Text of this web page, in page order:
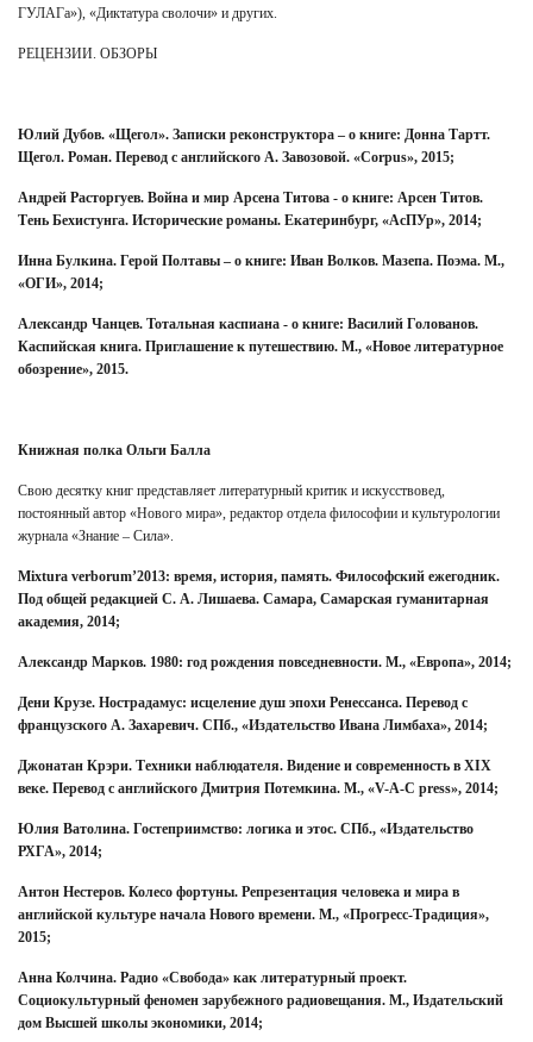
ГУЛАГа»), «Диктатура сволочи» и других.
РЕЦЕНЗИИ. ОБЗОРЫ
Юлий Дубов. «Щегол». Записки реконструктора – о книге: Донна Тартт.
Щегол. Роман. Перевод с английского А. Завозовой. «Corpus», 2015;
Андрей Расторгуев. Война и мир Арсена Титова - о книге: Арсен Титов.
Тень Бехистунга. Исторические романы. Екатеринбург, «АсПУр», 2014;
Инна Булкина. Герой Полтавы – о книге: Иван Волков. Мазепа. Поэма. М.,
«ОГИ», 2014;
Александр Чанцев. Тотальная каспиана - о книге: Василий Голованов.
Каспийская книга. Приглашение к путешествию. М., «Новое литературное
обозрение», 2015.
Книжная полка Ольги Балла
Свою десятку книг представляет литературный критик и искусствовед,
постоянный автор «Нового мира», редактор отдела философии и культурологии
журнала «Знание – Сила».
Mixtura verborum’2013: время, история, память. Философский ежегодник.
Под общей редакцией С. А. Лишаева. Самара, Самарская гуманитарная
академия, 2014;
Александр Марков. 1980: год рождения повседневности. М., «Европа», 2014;
Дени Крузе. Нострадамус: исцеление душ эпохи Ренессанса. Перевод с
французского А. Захаревич. СПб., «Издательство Ивана Лимбаха», 2014;
Джонатан Крэри. Техники наблюдателя. Видение и современность в XIX
веке. Перевод с английского Дмитрия Потемкина. М., «V-A-C press», 2014;
Юлия Ватолина. Гостеприимство: логика и этос. СПб., «Издательство
РХГА», 2014;
Антон Нестеров. Колесо фортуны. Репрезентация человека и мира в
английской культуре начала Нового времени. М., «Прогресс-Традиция»,
2015;
Анна Колчина. Радио «Свобода» как литературный проект.
Социокультурный феномен зарубежного радиовещания. М., Издательский
дом Высшей школы экономики, 2014;